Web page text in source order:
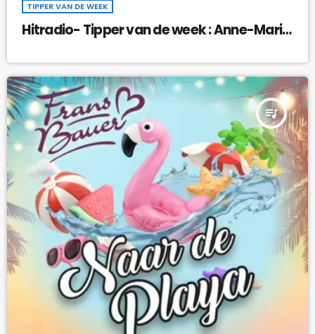
TIPPER VAN DE WEEK
Hitradio- Tipper van de week : Anne-Marie
queue_music